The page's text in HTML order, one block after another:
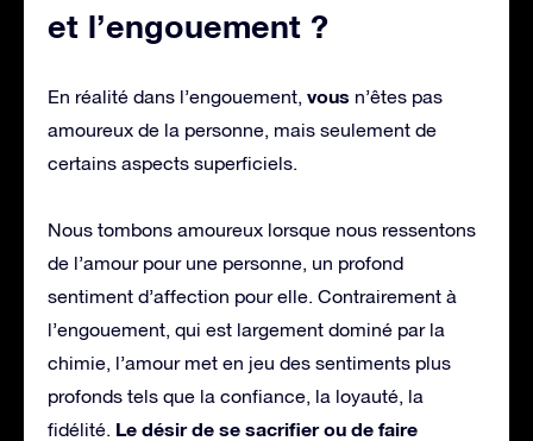
et l’engouement ?
En réalité dans l’engouement, vous n’êtes pas
amoureux de la personne, mais seulement de
certains aspects superficiels.
Nous tombons amoureux lorsque nous ressentons
de l’amour pour une personne, un profond
sentiment d’affection pour elle. Contrairement à
l’engouement, qui est largement dominé par la
chimie, l’amour met en jeu des sentiments plus
profonds tels que la confiance, la loyauté, la
fidélité. Le désir de se sacrifier ou de faire